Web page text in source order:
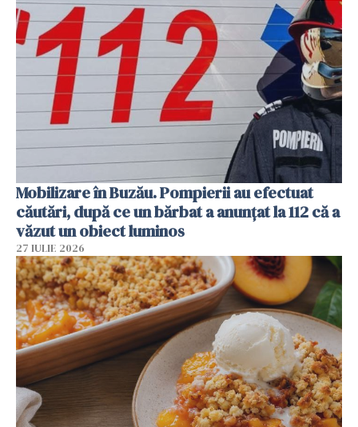
Mobilizare în Buzău. Pompierii au efectuat
căutări, după ce un bărbat a anunțat la 112 că a
văzut un obiect luminos
27 IULIE 2026